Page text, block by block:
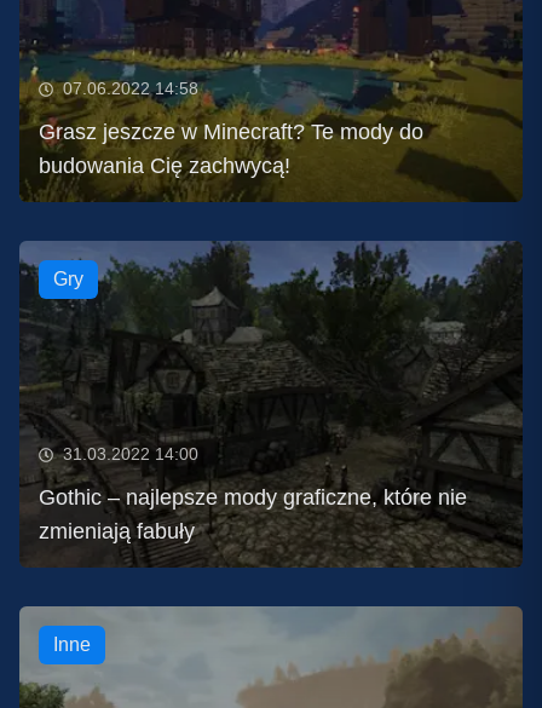
07.06.2022 14:58
Grasz jeszcze w Minecraft? Te mody do
budowania Cię zachwycą!
Gry
31.03.2022 14:00
Gothic – najlepsze mody graficzne, które nie
zmieniają fabuły
Inne